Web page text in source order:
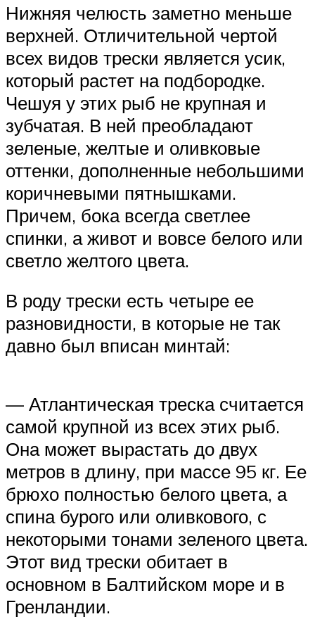
Нижняя челюсть заметно меньше
верхней. Отличительной чертой
всех видов трески является усик,
который растет на подбородке.
Чешуя у этих рыб не крупная и
зубчатая. В ней преобладают
зеленые, желтые и оливковые
оттенки, дополненные небольшими
коричневыми пятнышками.
Причем, бока всегда светлее
спинки, а живот и вовсе белого или
светло желтого цвета.
В роду трески есть четыре ее
разновидности, в которые не так
давно был вписан минтай:
— Атлантическая треска считается
самой крупной из всех этих рыб.
Она может вырастать до двух
метров в длину, при массе 95 кг. Ее
брюхо полностью белого цвета, а
спина бурого или оливкового, с
некоторыми тонами зеленого цвета.
Этот вид трески обитает в
основном в Балтийском море и в
Гренландии.